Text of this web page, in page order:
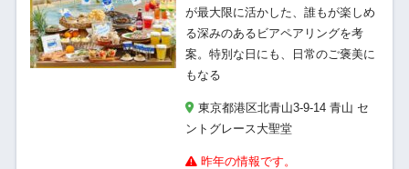
が最大限に活かした、誰もが楽しめ
る深みのあるビアペアリングを考
案。特別な日にも、日常のご褒美に
もなる
東京都港区北青山3-9-14 青山 セ
ントグレース大聖堂
昨年の情報です。